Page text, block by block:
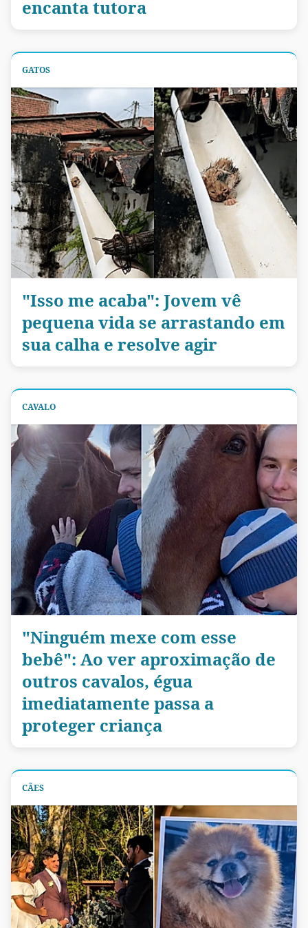
encanta tutora
GATOS
"Isso me acaba": Jovem vê
pequena vida se arrastando em
sua calha e resolve agir
CAVALO
"Ninguém mexe com esse
bebê": Ao ver aproximação de
outros cavalos, égua
imediatamente passa a
proteger criança
CÃES